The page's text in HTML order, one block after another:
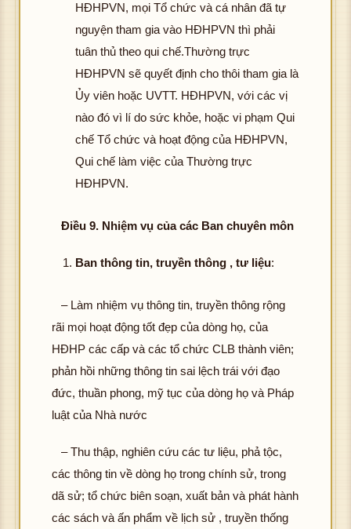
HĐHPVN, mọi Tổ chức và cá nhân đã tự
nguyện tham gia vào HĐHPVN thì phải
tuân thủ theo qui chế.Thường trực
HĐHPVN sẽ quyết định cho thôi tham gia là
Ủy viên hoặc UVTT. HĐHPVN, với các vị
nào đó vì lí do sức khỏe, hoặc vi phạm Qui
chế Tổ chức và hoạt động của HĐHPVN,
Qui chế làm việc của Thường trực
HĐHPVN.
Điều 9. Nhiệm vụ của các Ban chuyên môn
Ban thông tin, truyền thông , tư liệu:
– Làm nhiệm vụ thông tin, truyền thông rộng
rãi mọi hoạt động tốt đẹp của dòng họ, của
HĐHP các cấp và các tổ chức CLB thành viên;
phản hồi những thông tin sai lệch trái với đạo
đức, thuần phong, mỹ tục của dòng họ và Pháp
luật của Nhà nước
– Thu thập, nghiên cứu các tư liệu, phả tộc,
các thông tin về dòng họ trong chính sử, trong
dã sử; tổ chức biên soạn, xuất bản và phát hành
các sách và ấn phẩm về lịch sử , truyền thống